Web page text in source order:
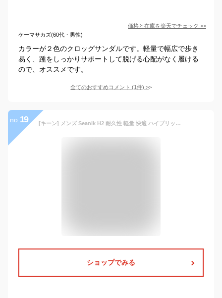
価格と在庫を楽天でチェック >>
ケーマサカズ(60代・男性)
カラーが２色のクロッグサンダルです。軽量で幅広で歩き
易く、踵をしっかりサポートして脱げる心配がなく履ける
ので、オススメです。
全てのおすすめコメント (1件) >
no. 19 [キーン] メンズ Seanik H2 耐久性 軽量 快適 ハイブリッド ウォーターサンダル, ブラック/マグネット。, 7
ショップでみる